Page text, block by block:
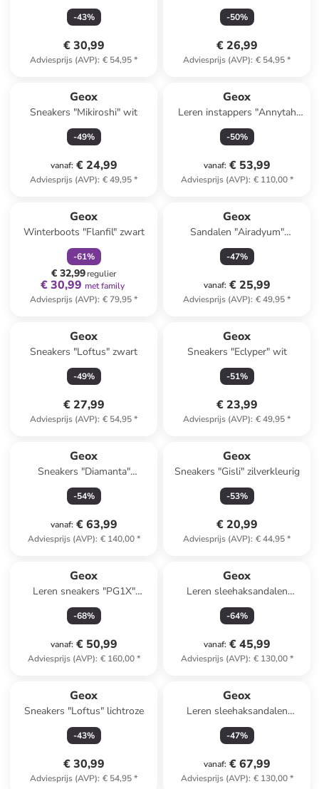
-43%
€ 30,99
Adviesprijs (AVP): € 54,95*
-50%
€ 26,99
Adviesprijs (AVP): € 54,95*
Geox
Sneakers "Mikiroshi" wit
-49%
vanaf: € 24,99
Adviesprijs (AVP): € 49,95*
Geox
Leren instappers "Annytah
Moc" zwart/wit
-50%
vanaf: € 53,99
Adviesprijs (AVP): € 110,00*
Geox
Winterboots "Flanfil" zwart
-61%
€ 32,99regulier
€ 30,99 met family
Adviesprijs (AVP): € 79,95*
Geox
Sandalen "Airadyum"
donkerblauw/blauw/oranje
-47%
vanaf: € 25,99
Adviesprijs (AVP): € 49,95*
Geox
Sneakers "Loftus" zwart
-49%
€ 27,99
Adviesprijs (AVP): € 54,95*
Geox
Sneakers "Eclyper" wit
-51%
€ 23,99
Adviesprijs (AVP): € 49,95*
Geox
Sneakers "Diamanta"
beige/blauw
-54%
vanaf: € 63,99
Adviesprijs (AVP): € 140,00*
Geox
Sneakers "Gisli" zilverkleurig
-53%
€ 20,99
Adviesprijs (AVP): € 44,95*
Geox
Leren sneakers "PG1X"
wit/blauw
-68%
vanaf: € 50,99
Adviesprijs (AVP): € 160,00*
Geox
Leren sleehaksandalen
"Spherica EC4" crème
-64%
vanaf: € 45,99
Adviesprijs (AVP): € 130,00*
Geox
Sneakers "Loftus" lichtroze
-43%
€ 30,99
Adviesprijs (AVP): € 54,95*
Geox
Leren sleehaksandalen
"Spherica EC4" zwart
-47%
vanaf: € 67,99
Adviesprijs (AVP): € 130,00*